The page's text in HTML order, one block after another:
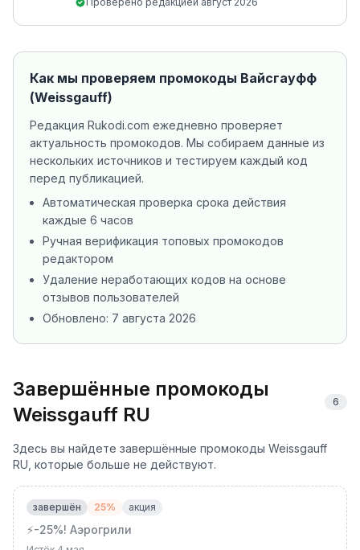
Как мы проверяем промокоды Вайсгауфф
(Weissgauff)
Редакция Rukodi.com ежедневно проверяет
актуальность промокодов. Мы собираем данные из
нескольких источников и тестируем каждый код
перед публикацией.
Автоматическая проверка срока действия
каждые 6 часов
Ручная верификация топовых промокодов
редактором
Удаление неработающих кодов на основе
отзывов пользователей
Обновлено: 7 августа 2026
Завершённые промокоды
Weissgauff RU
6
Здесь вы найдете завершённые промокоды Weissgauff
RU, которые больше не действуют.
завершён 25% акция
⚡️-25%! Аэрогрили